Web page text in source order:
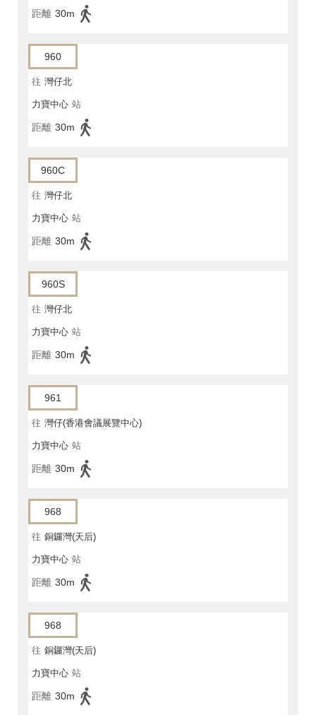
距離 30m
960
往 灣仔北
力寶中心 站
距離 30m
960C
往 灣仔北
力寶中心 站
距離 30m
960S
往 灣仔北
力寶中心 站
距離 30m
961
往 灣仔(香港會議展覽中心)
力寶中心 站
距離 30m
968
往 銅鑼灣(天后)
力寶中心 站
距離 30m
968
往 銅鑼灣(天后)
力寶中心 站
距離 30m